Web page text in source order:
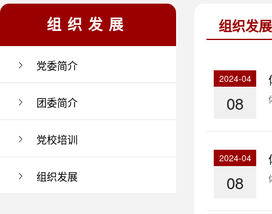
组织发展
党委简介
团委简介
党校培训
组织发展
组织发展
2024-04
08
2024-04
08